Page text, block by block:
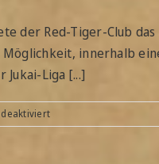
der Red-Tiger-Club
innerhalb
Liga [...]
für
Jukai-